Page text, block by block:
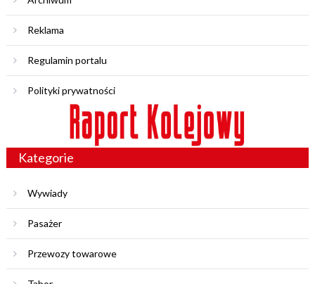
Reklama
Regulamin portalu
Polityki prywatności
Kategorie
Wywiady
Pasażer
Przewozy towarowe